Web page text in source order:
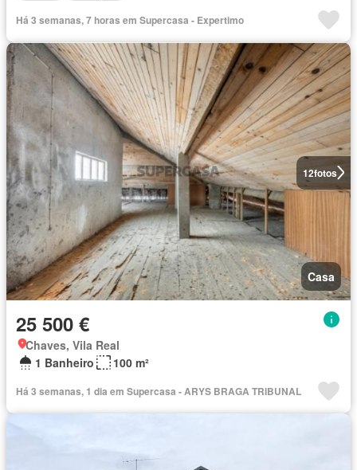
Há 3 semanas, 7 horas em Supercasa - Expertimo
12fotos
Casa
25 500 €
Chaves, Vila Real
1 Banheiro
100 m²
Há 3 semanas, 1 dia em Supercasa - ARYS BRAGA TRIBUNAL